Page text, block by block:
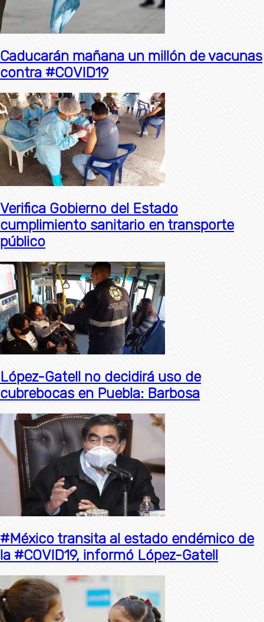
Caducarán mañana un millón de vacunas
contra #COVID19
Verifica Gobierno del Estado
cumplimiento sanitario en transporte
público
López-Gatell no decidirá uso de
cubrebocas en Puebla: Barbosa
#México transita al estado endémico de
la #COVID19, informó López-Gatell